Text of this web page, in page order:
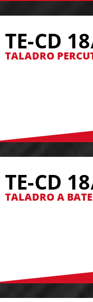
TE-CD
TALADRO
TE-CD
TALADRO A